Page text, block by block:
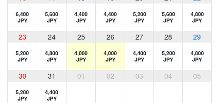
6,400
JPY
5,600
JPY
4,400
JPY
4,400
JPY
5,200
JPY
5,600
JPY
4,800
JPY
23 24 25 26 27 28 29
5,200
JPY
4,800
JPY
4,000
JPY
4,000
JPY
4,400
JPY
5,200
JPY
4,800
JPY
30 31 01 02 03 04 05
5,200
JPY
4,400
JPY